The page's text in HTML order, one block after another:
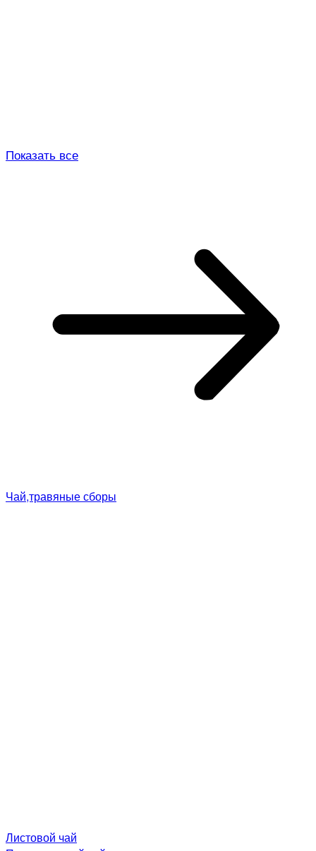
Показать все
Чай,травяные сборы
Листовой чай